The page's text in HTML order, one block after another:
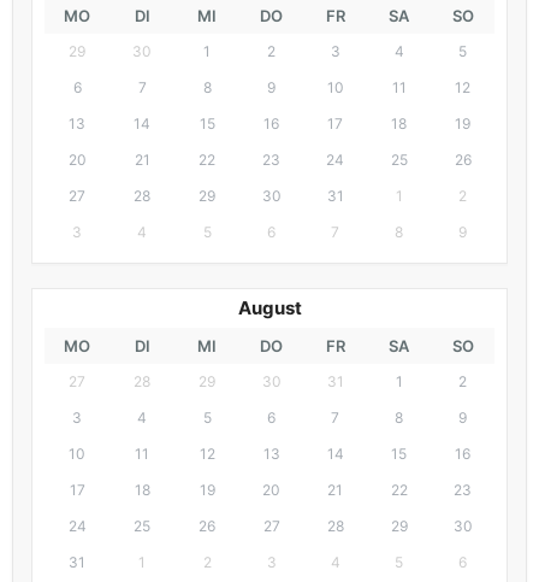
MO DI MI DO FR SA SO
29 30 1 2 3 4
5
6
7 8 9 10 11
12
13
14 15 16 17 18
19
20
21 22 23 24 25
26
27
28 29 30 31 1
2
3
4 5 6 7 8 9
August
MO DI MI DO FR SA SO
27 28 29 30 31 1
2
3
4 5 6 7 8
9
10
11 12 13 14 15
16
17
18 19 20 21 22
23
24
25 26 27 28 29
30
31
1 2 3 4 5 6